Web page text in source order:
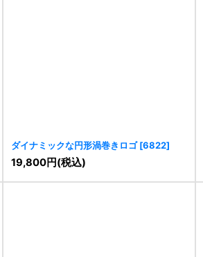
ダイナミックな円形渦巻きロゴ [6822]
19,800円(税込)